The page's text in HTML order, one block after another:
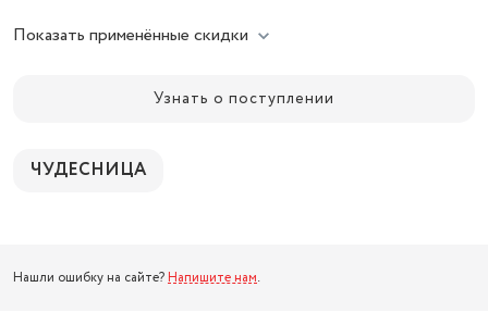
Показать применённые скидки
Узнать о поступлении
ЧУДЕСНИЦА
Нашли ошибку на сайте? Напишите нам.